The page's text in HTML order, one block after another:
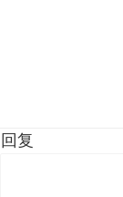
回复